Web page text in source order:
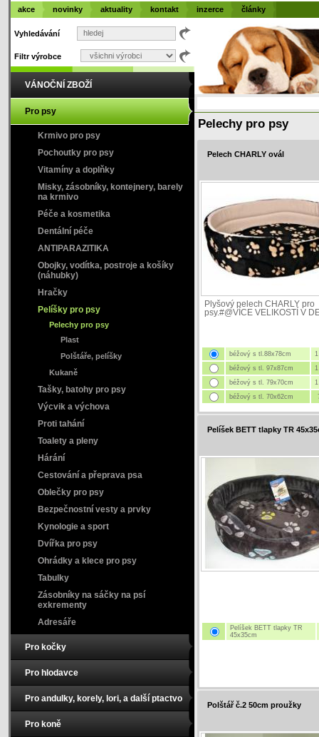
Pelechy pro psy
Pelech CHARLY ovál
Plyšový pelech CHARLY pro
psy.#@VÍCE VELIKOSTÍ V
béžový s tl.88x78cm
béžový s tl. 97x87cm
béžový s tl. 79x70cm
béžový s tl. 70x62cm
Pelíšek BETT tlapky TR
Pelíšek BETT tlapky TR
45x35cm
Polštář č.2 50cm proužky
Vyhledávání
Filtr výrobce
VÁNOČNÍ ZBOŽÍ
Pro psy
Krmivo pro psy
Pochoutky pro psy
Vitamíny a doplňky
Misky, zásobníky, kontejnery, barely
na krmivo
Péče a kosmetika
Dentální péče
ANTIPARAZITIKA
Obojky, vodítka, postroje a košíky
(náhubky)
Hračky
Pelíšky pro psy
Pelechy pro psy
Plast
Polštáře, pelíšky
Kukaně
Tašky, batohy pro psy
Výcvik a výchova
Proti tahání
Toalety a pleny
Hárání
Cestování a přeprava psa
Oblečky pro psy
Bezpečnostní vesty a prvky
Kynologie a sport
Dvířka pro psy
Ohrádky a klece pro psy
Tabulky
Zásobníky na sáčky na psí
exkrementy
Adresáře
Pro kočky
Pro hlodavce
Pro andulky, korely, lori, a další ptactvo
Pro koně
akce novinky aktuality kontakt inzerce články